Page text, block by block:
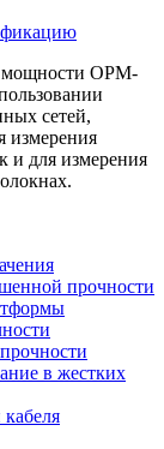
мощности OPM-
сетей,
измерения
и для измерения
прочности
в жестких